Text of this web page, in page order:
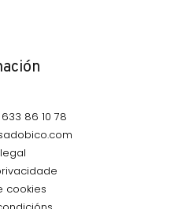
86 10 78
cookies